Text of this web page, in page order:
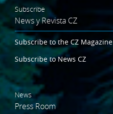
Subscribe
News y Revista CZ
Subscribe to the CZ Magazine
Subscribe to News CZ
News
Press Room